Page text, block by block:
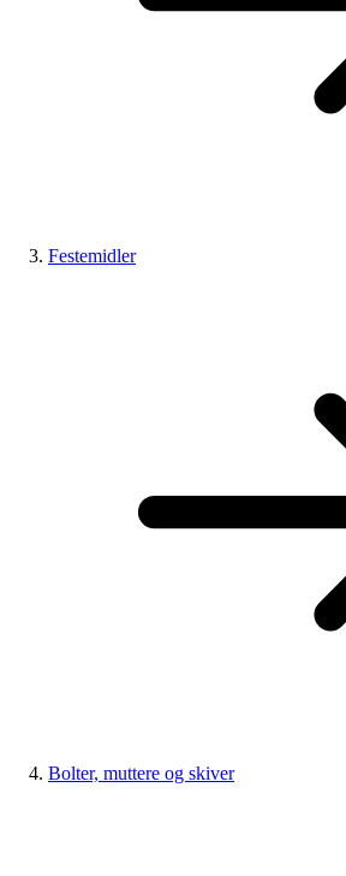
Festemidler
Bolter, muttere og skiver